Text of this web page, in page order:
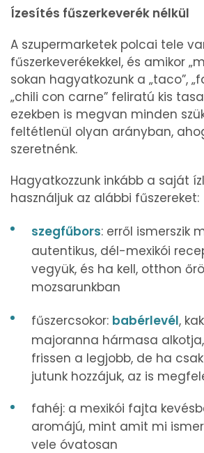
Ízesítés fűszerkeverék nélkül
A szupermarketek polcai tele
fűszerkeverékekkel, és amikor
sokan hagyatkozunk a „taco”,
„chili con carne” feliratú kis
ezekben is megvan minden
feltétlenül olyan arányban,
szeretnénk.
Hagyatkozzunk inkább a saját
használjuk az alábbi fűszereket:
szegfűbors: erről ismerszik
autentikus, dél-mexikói
vegyük, és ha kell, otthon
mozsarunkban
fűszercsokor: babérlevél,
majoranna hármasa
frissen a legjobb, de ha
jutunk hozzájuk, az is
fahéj: a mexikói fajta
aromájú, mint amit mi
vele óvatosan